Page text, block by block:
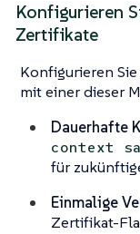
Konfigurieren
Zertifikate
Konfigurieren
mit einer dieser
Dauerhafte
context
für
Einmalige
Zertifikat-